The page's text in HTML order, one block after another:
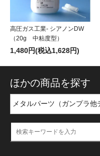
高圧ガス工業- シアノンDW
（20g 中粘度型）
1,480円(税込1,628円)
ほかの商品を探す